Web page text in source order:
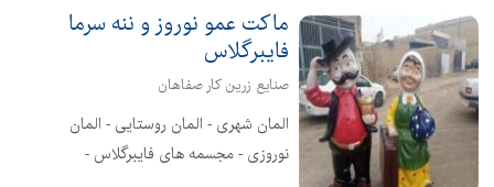
ماکت عمو نوروز و ننه سرما
فایبرگلاس
صنایع زرین کار صفاهان
المان شهری - المان روستایی - المان
نوروزی - مجسمه های فایبرگلاس -